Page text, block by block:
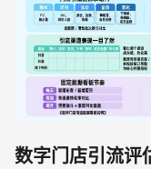
数字门店引流评